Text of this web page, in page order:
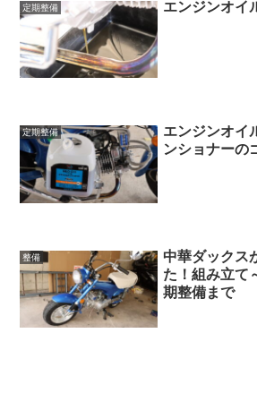
定期整備 エンジンオイ
定期整備
エンジンオイ
ンショナーの
整備
中華ダックス
た！組み立て
期整備まで